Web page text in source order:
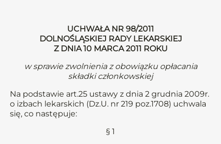
UCHWAŁA NR 98/2011
DOLNOŚLĄSKIEJ RADY LEKARSKIEJ
Z DNIA 10 MARCA 2011 ROKU
w sprawie zwolnienia z obowiązku opłacania
składki członkowskiej
Na podstawie art.25 ustawy z dnia 2 grudnia 2009r.
o izbach lekarskich (Dz.U. nr 219 poz.1708) uchwala
się, co następuje:
§ 1